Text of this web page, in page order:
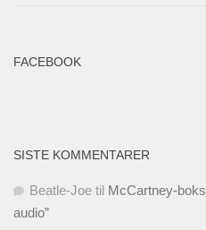
FACEBOOK
SISTE KOMMENTARER
Beatle-Joe til McCartney-
audio”